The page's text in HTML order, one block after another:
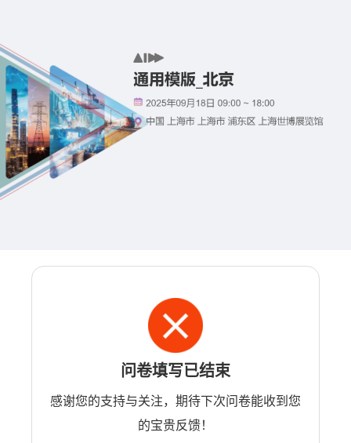
问卷填写已结束
感谢您的支持与关注，期待下次问卷能收到您
的宝贵反馈！